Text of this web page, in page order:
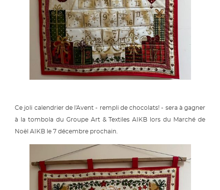
Ce joli calendrier de l'Avent - rempli de chocolats! - sera à gagner
à la tombola du Groupe Art & Textiles AIKB lors du Marché de
Noël AIKB le 7 décembre prochain.